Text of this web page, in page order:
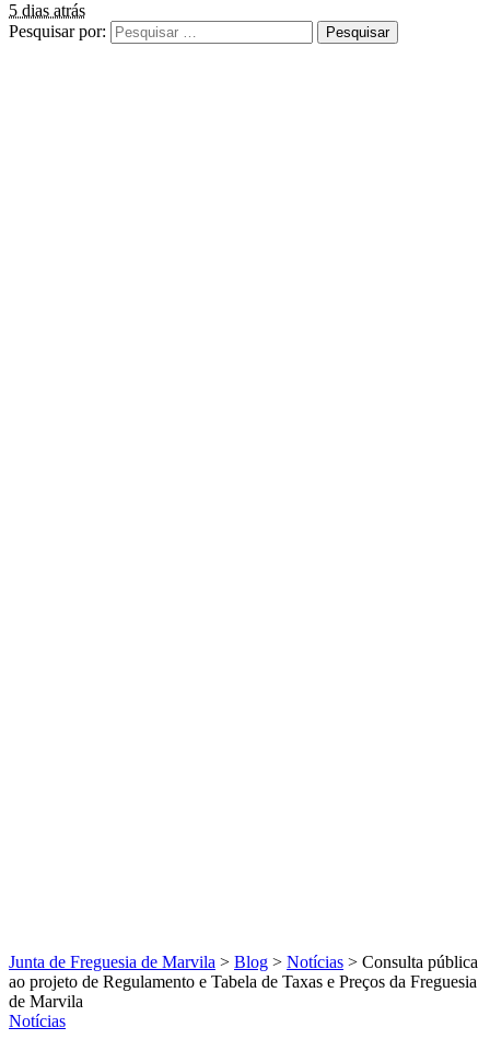
5 dias atrás
Pesquisar por:
Junta de Freguesia de Marvila > Blog > Notícias > Consulta pública
ao projeto de Regulamento e Tabela de Taxas e Preços da Freguesia
de Marvila
Notícias